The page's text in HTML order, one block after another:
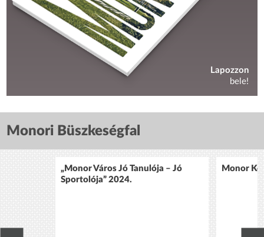
Lapozzon
bele!
Monori Büszkeségfal
„Monor Város Jó Tanulója – Jó
Sportolója” 2024.
Monor